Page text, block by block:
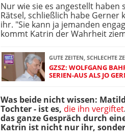
Nur wie sie es angestellt haben
Rätsel, schließlich habe Gerner
ihr. "Sie kann ja jemanden
kommt Katrin der Wahrheit
GUTE ZEITEN, SCHLECHTE
GZSZ: WOLFGANG
SERIEN-AUS ALS JO
Was beide nicht wissen:
Tochter - ist es, die ihn vergiftet
das ganze Gespräch durch
Katrin ist nicht nur ihr,